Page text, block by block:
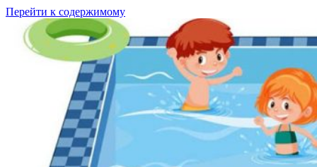
Перейти к содержимому